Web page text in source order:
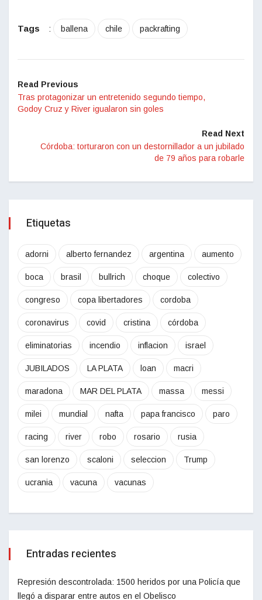
Tags : ballena chile packrafting
Read Previous
Tras protagonizar un entretenido segundo tiempo,
Godoy Cruz y River igualaron sin goles
Read Next
Córdoba: torturaron con un destornillador a un jubilado
de 79 años para robarle
Etiquetas
adorni alberto fernandez argentina aumento
boca brasil bullrich choque colectivo
congreso copa libertadores cordoba
coronavirus covid cristina córdoba
eliminatorias incendio inflacion israel
JUBILADOS LA PLATA loan macri
maradona MAR DEL PLATA massa messi
milei mundial nafta papa francisco paro
racing river robo rosario rusia
san lorenzo scaloni seleccion Trump
ucrania vacuna vacunas
Entradas recientes
Represión descontrolada: 1500 heridos por una Policía que
llegó a disparar entre autos en el Obelisco